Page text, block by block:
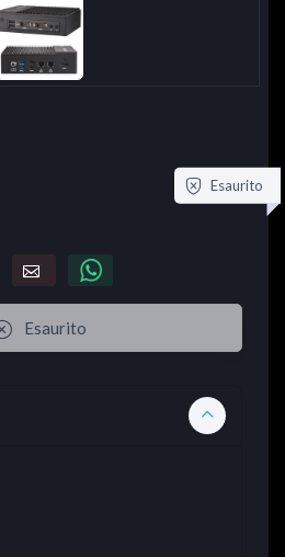
Esaurito
Esaurito